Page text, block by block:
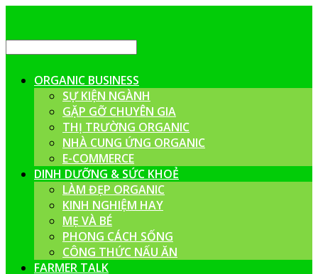
ORGANIC BUSINESS
SỰ KIỆN NGÀNH
GẶP GỠ CHUYÊN GIA
THỊ TRƯỜNG ORGANIC
NHÀ CUNG ỨNG ORGANIC
E-COMMERCE
DINH DƯỠNG & SỨC KHOẺ
LÀM ĐẸP ORGANIC
KINH NGHIỆM HAY
MẸ VÀ BÉ
PHONG CÁCH SỐNG
CÔNG THỨC NẤU ĂN
FARMER TALK